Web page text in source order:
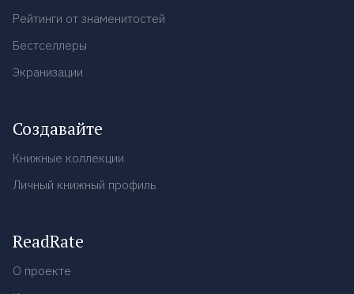
Рейтинги от знаменитостей
Бестселлеры
Экранизации
Создавайте
Книжные коллекции
Личный книжный профиль
ReadRate
О проекте